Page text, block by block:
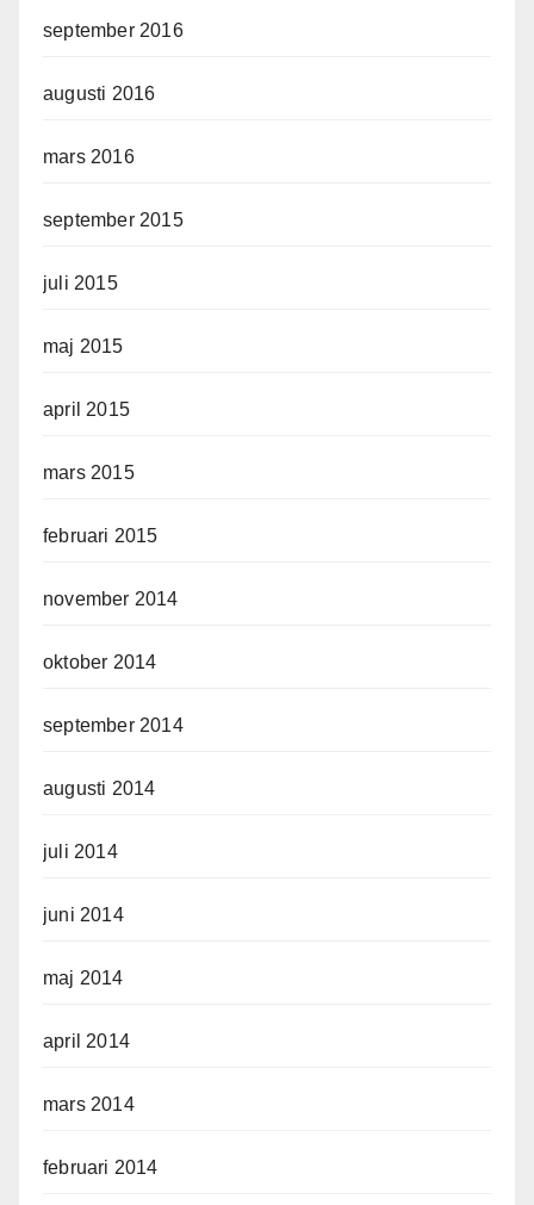
september 2016
augusti 2016
mars 2016
september 2015
juli 2015
maj 2015
april 2015
mars 2015
februari 2015
november 2014
oktober 2014
september 2014
augusti 2014
juli 2014
juni 2014
maj 2014
april 2014
mars 2014
februari 2014